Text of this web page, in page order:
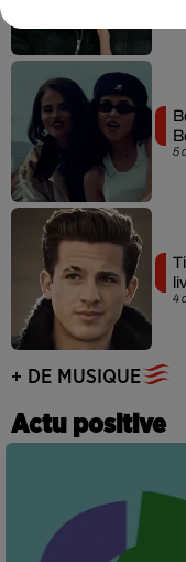
5
4
+ DE MUSIQUE
Actu positive